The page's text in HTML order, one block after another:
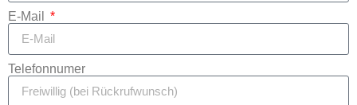
E-Mail
Telefonnumer